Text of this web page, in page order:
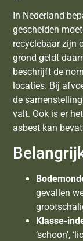
In Nederland
gescheiden
recyclebaar zijn
grond geldt
beschrijft de
locaties. Bij
de
valt. Ook is er
asbest kan
gevallen
Klasse-
‘schoon’,